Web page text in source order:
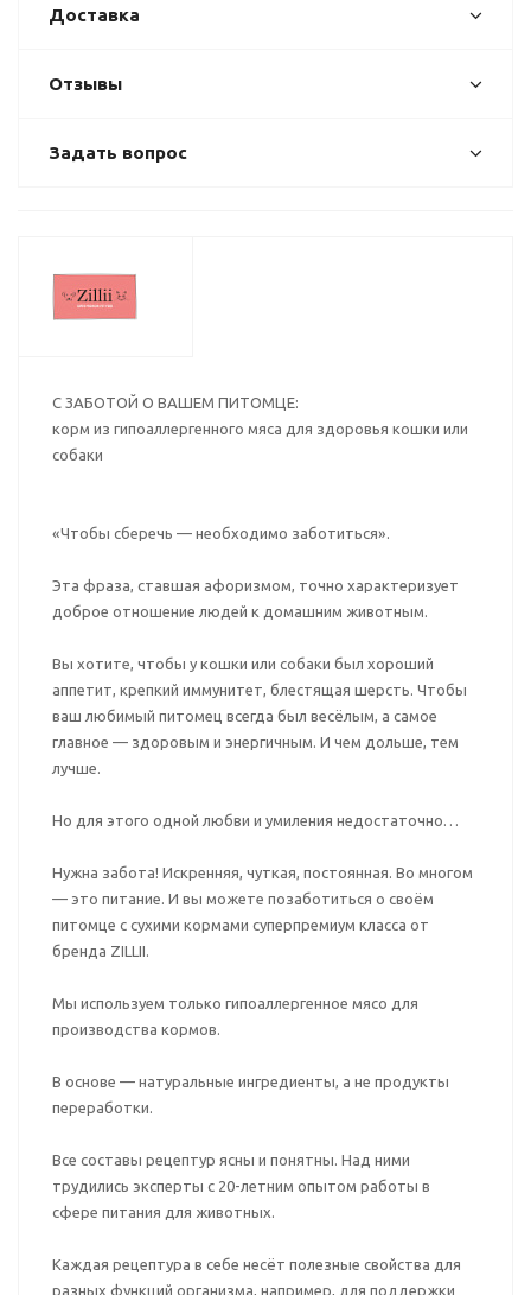
Доставка
Отзывы
Задать вопрос
С ЗАБОТОЙ О ВАШЕМ ПИТОМЦЕ:
корм из гипоаллергенного мяса для здоровья кошки или
собаки
«Чтобы сберечь — необходимо заботиться».
Эта фраза, ставшая афоризмом, точно характеризует
доброе отношение людей к домашним животным.
Вы хотите, чтобы у кошки или собаки был хороший
аппетит, крепкий иммунитет, блестящая шерсть. Чтобы
ваш любимый питомец всегда был весёлым, а самое
главное — здоровым и энергичным. И чем дольше, тем
лучше.
Но для этого одной любви и умиления недостаточно…
Нужна забота! Искренняя, чуткая, постоянная. Во многом
— это питание. И вы можете позаботиться о своём
питомце с сухими кормами суперпремиум класса от
бренда ZILLII.
Мы используем только гипоаллергенное мясо для
производства кормов.
В основе — натуральные ингредиенты, а не продукты
переработки.
Все составы рецептур ясны и понятны. Над ними
трудились эксперты с 20-летним опытом работы в
сфере питания для животных.
Каждая рецептура в себе несёт полезные свойства для
разных функций организма, например, для поддержки